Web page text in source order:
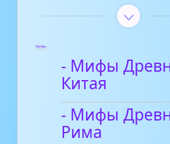
Мифы
- Мифы
Китая
- Мифы
Рима